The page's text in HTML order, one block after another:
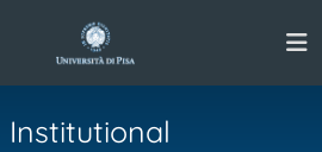
Institutional